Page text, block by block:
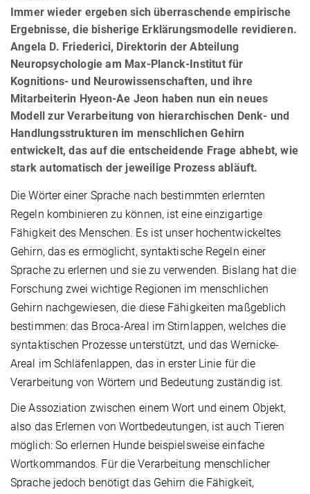
Immer wieder ergeben sich überraschende empirische
Ergebnisse, die bisherige Erklärungsmodelle revidieren.
Angela D. Friederici, Direktorin der Abteilung
Neuropsychologie am Max-Planck-Institut für
Kognitions- und Neurowissenschaften, und ihre
Mitarbeiterin Hyeon-Ae Jeon haben nun ein neues
Modell zur Verarbeitung von hierarchischen Denk- und
Handlungsstrukturen im menschlichen Gehirn
entwickelt, das auf die entscheidende Frage abhebt, wie
stark automatisch der jeweilige Prozess abläuft.
Die Wörter einer Sprache nach bestimmten erlernten
Regeln kombinieren zu können, ist eine einzigartige
Fähigkeit des Menschen. Es ist unser hochentwickeltes
Gehirn, das es ermöglicht, syntaktische Regeln einer
Sprache zu erlernen und sie zu verwenden. Bislang hat die
Forschung zwei wichtige Regionen im menschlichen
Gehirn nachgewiesen, die diese Fähigkeiten maßgeblich
bestimmen: das Broca-Areal im Stirnlappen, welches die
syntaktischen Prozesse unterstützt, und das Wernicke-
Areal im Schläfenlappen, das in erster Linie für die
Verarbeitung von Wörtern und Bedeutung zuständig ist.
Die Assoziation zwischen einem Wort und einem Objekt,
also das Erlernen von Wortbedeutungen, ist auch Tieren
möglich: So erlernen Hunde beispielsweise einfache
Wortkommandos. Für die Verarbeitung menschlicher
Sprache jedoch benötigt das Gehirn die Fähigkeit,